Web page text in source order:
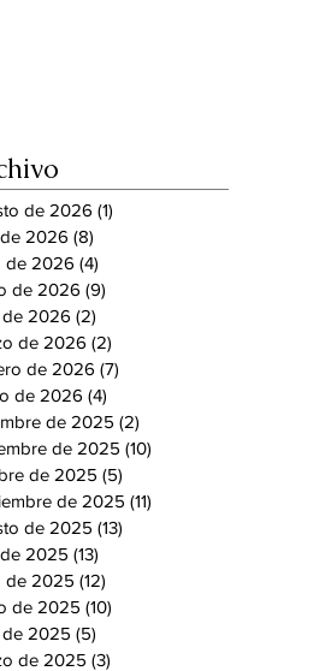
de 2026 (1)
2026 (8)
de 2026 (4)
de 2026 (9)
2026 (2)
de 2026 (2)
de 2026 (7)
de 2026 (4)
de 2025 (2)
de 2025 (10)
de 2025 (5)
de 2025 (11)
de 2025 (13)
2025 (13)
de 2025 (12)
de 2025 (10)
2025 (5)
de 2025 (3)